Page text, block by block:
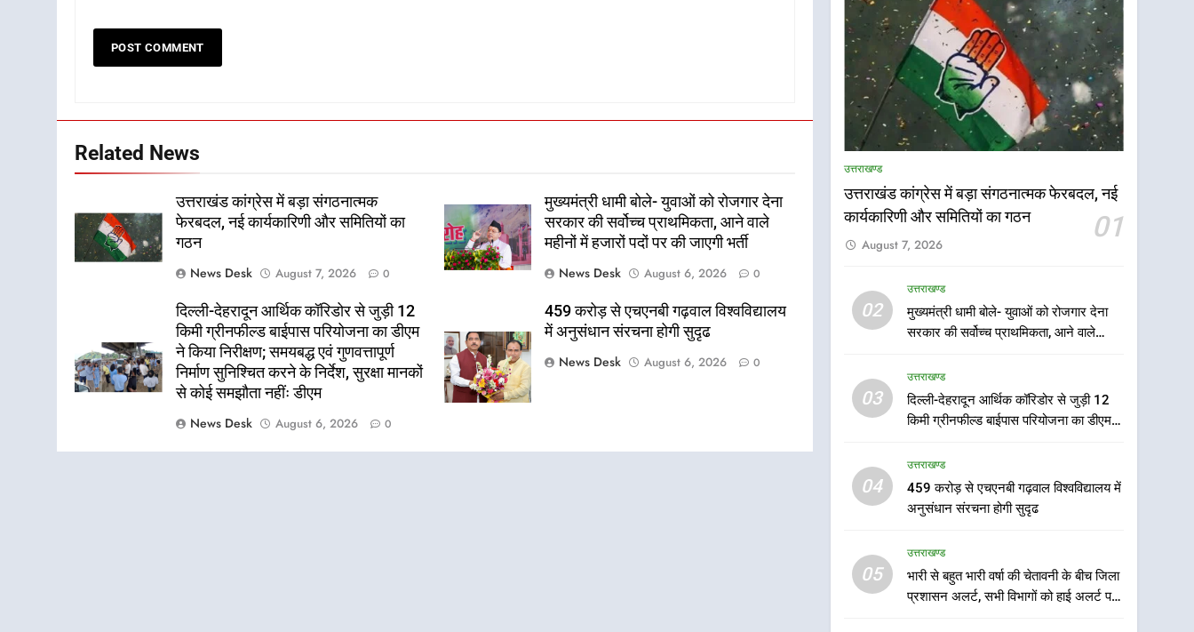
Related News
उत्तराखंड कांग्रेस में बड़ा संगठनात्मक
फेरबदल, नई कार्यकारिणी और समितियों का
गठन
News Desk
August 7, 2026 0
मुख्यमंत्री धामी बोले- युवाओं को रोजगार देना
सरकार की सर्वोच्च प्राथमिकता, आने वाले
महीनों में हजारों पदों पर की जाएगी भर्ती
News Desk
August 6, 2026 0
दिल्ली-देहरादून आर्थिक कॉरिडोर से जुड़ी 12
किमी ग्रीनफील्ड बाईपास परियोजना का डीएम
ने किया निरीक्षण; समयबद्ध एवं गुणवत्तापूर्ण
निर्माण सुनिश्चित करने के निर्देश, सुरक्षा मानकों
से कोई समझौता नहींः डीएम
News Desk
August 6, 2026 0
459 करोड़ से एचएनबी गढ़वाल विश्वविद्यालय
में अनुसंधान संरचना होगी सुदृढ
News Desk
August 6, 2026 0
उत्तराखण्ड
उत्तराखंड कांग्रेस में बड़ा संगठनात्मक फेरबदल, नई
कार्यकारिणी और समितियों का गठन
01
August 7, 2026
02
उत्तराखण्ड
मुख्यमंत्री धामी बोले- युवाओं को रोजगार देना
सरकार की सर्वोच्च प्राथमिकता, आने वाले
03
उत्तराखण्ड
दिल्ली-देहरादून आर्थिक कॉरिडोर से जुड़ी 12
किमी ग्रीनफील्ड बाईपास परियोजना का डीएम ने
सुनिश्चित करने के निर्देश, सुरक्षा मानकों से कोई
समझौता नहींः डीएम
04
उत्तराखण्ड
459 करोड़ से एचएनबी गढ़वाल विश्वविद्यालय में
अनुसंधान संरचना होगी सुदृढ
05
उत्तराखण्ड
भारी से बहुत भारी वर्षा की चेतावनी के बीच जिला
प्रशासन अलर्ट, सभी विभागों को हाई अलर्ट पर
5
भारी से बहुत भारी वर्षा की
चेतावनी के बीच जिला प्रशासन
6
एमडीडीए बोर्ड बैठक में 25
विकास को मिलेगी रफ्तार
7
मुख्यमंत्री पुष्कर सिंह धामी के
समीक्षा
उत्तराखण्ड